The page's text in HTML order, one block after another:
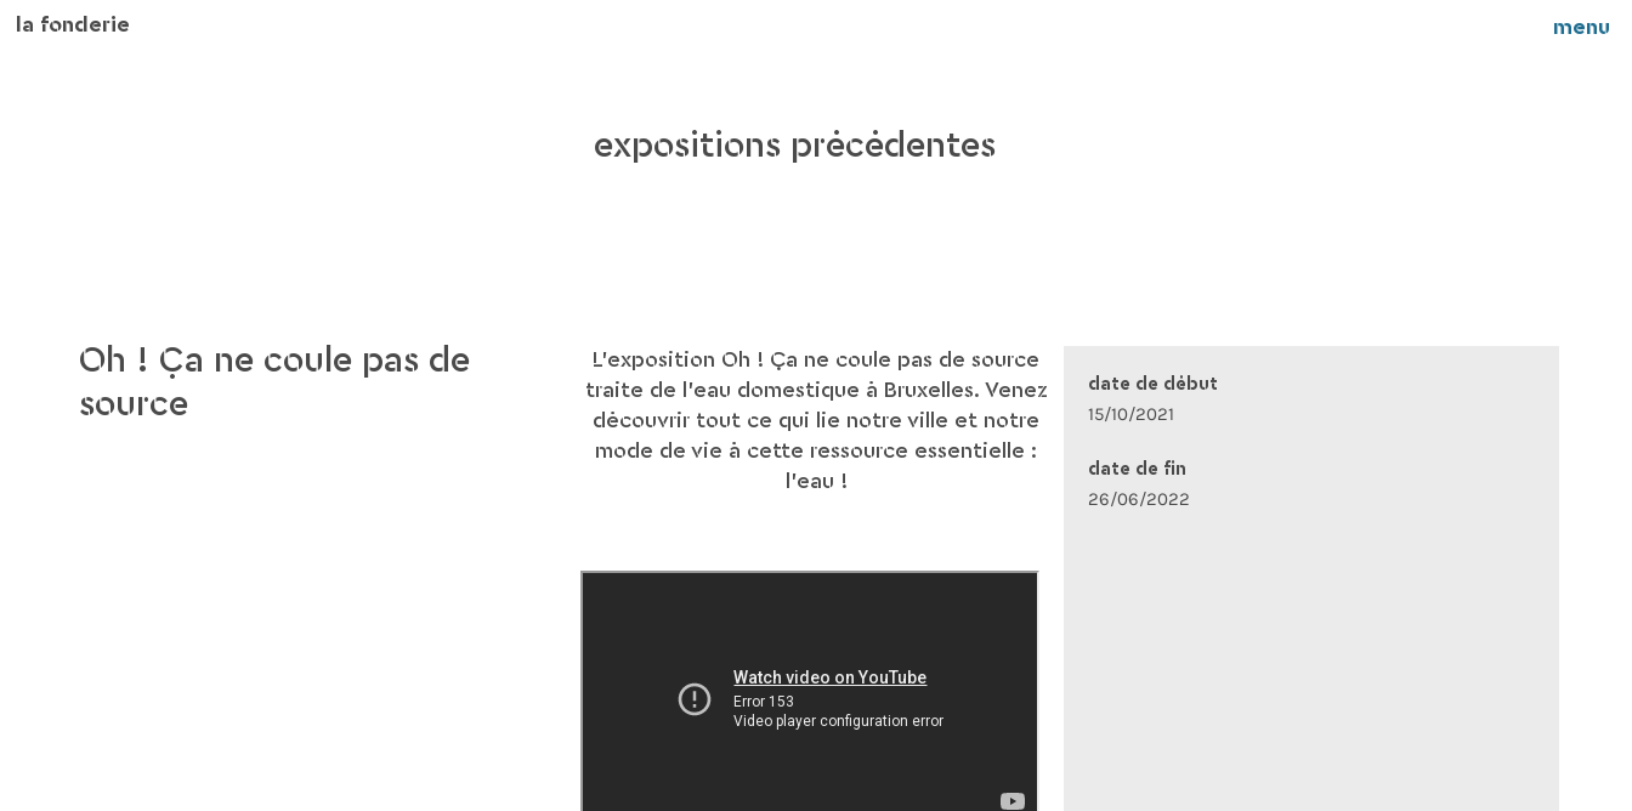
la fonderie menu
expositions précédentes
Oh ! Ça ne coule pas de
source
L’exposition Oh ! Ça ne coule pas de source
traite de l’eau domestique à Bruxelles. Venez
découvrir tout ce qui lie notre ville et notre
mode de vie à cette ressource essentielle :
l’eau !
date de début
15/10/2021
date de fin
26/06/2022